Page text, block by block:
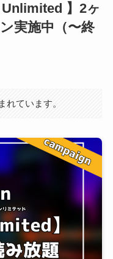
】2ヶ
実施中（〜終
れています。